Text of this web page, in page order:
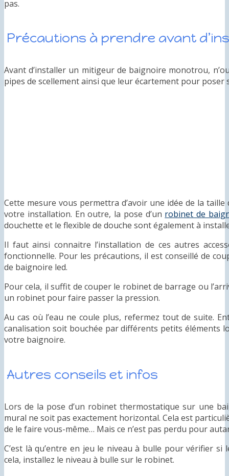
pas.
Précautions à prendre avant
Avant d’installer un mitigeur de baignoire monotrou,
pipes de scellement ainsi que leur écartement pour
Cette mesure vous permettra d’avoir une idée de la taille
votre installation. En outre, la pose d’un robinet de
douchette et le flexible de douche sont également à
Il faut ainsi connaitre l’installation de ces autres
fonctionnelle. Pour les précautions, il est conseillé de
de baignoire led.
Pour cela, il suffit de couper le robinet de barrage ou
un robinet pour faire passer la pression.
Au cas où l’eau ne coule plus, refermez tout de suite.
canalisation soit bouchée par différents petits éléments
votre baignoire.
Autres conseils et infos
Lors de la pose d’un robinet thermostatique sur une
mural ne soit pas exactement horizontal. Cela est
de le faire vous-même… Mais ce n’est pas perdu pour
C’est là qu’entre en jeu le niveau à bulle pour vérifier
cela, installez le niveau à bulle sur le robinet.